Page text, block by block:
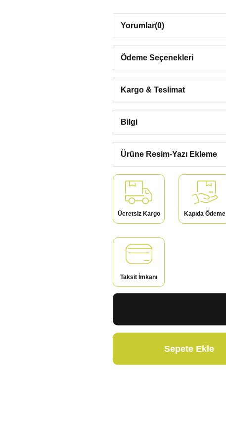
Yorumlar(0)
Ödeme Seçenekleri
Kargo & Teslimat
Bilgi
Ürüne Resim-Yazı Ekleme
Ücretsiz Kargo Kapıda Ödeme
Taksit İmkanı